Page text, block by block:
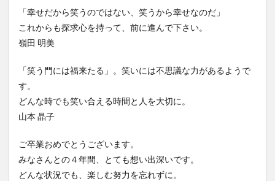
「幸せだから笑うのではない、笑うから幸せなのだ」
これからも探求心を持って、前に進んで下さい。
嶺田 明美
「笑う門には福来たる」。笑いには不思議な力があるようで
す。
どんな時でも笑い合える時間と人を大切に。
山本 晶子
ご卒業おめでとうございます。
みなさんとの４年間、とても想い出深いです。
どんな状況でも、楽しむ努力を忘れずに。